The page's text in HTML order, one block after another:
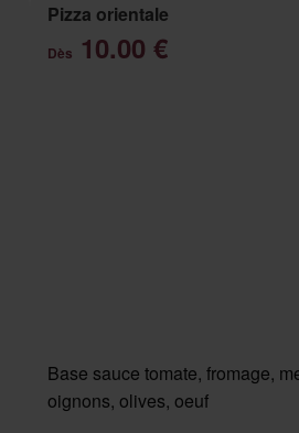
Pizza orientale
Dès 10.00 €
Base sauce tomate, fromage,
oignons, olives, oeuf